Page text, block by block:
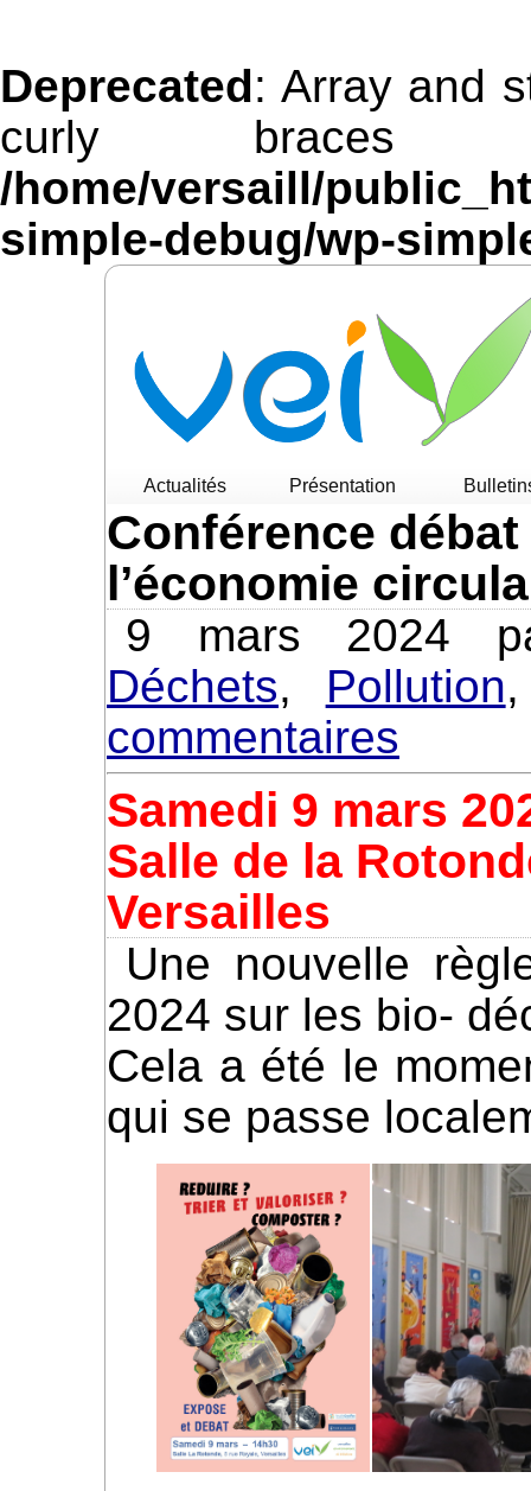
Deprecated: Array and
curly braces
/home/versaill/
simple-debug/wp-
Actualités Présentation
Conférence
l’économie
9 mars 2024
Déchets, Pollution
commentaires
Samedi 9 mars
Salle de la
Versailles
Une nouvelle règlementation s’applique en
2024 sur les bio-
Cela a été le
qui se passe